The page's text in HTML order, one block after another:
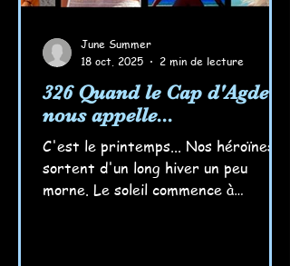
326 Quand le Cap d'Agde
nous appelle...
C'est le printemps... Nos héroïnes
sortent d'un long hiver un peu
morne. Le soleil commence à
June Summer
18 oct. 2025
2 min de lecture